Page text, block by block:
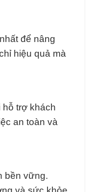
để nâng
hiệu quả mà
hỗ trợ khách
an toàn và
bền vững.